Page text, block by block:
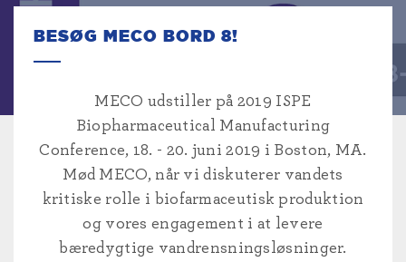
BESØG MECO BORD 8!
MECO udstiller på 2019 ISPE
Biopharmaceutical Manufacturing
Conference, 18. - 20. juni 2019 i Boston, MA.
Mød MECO, når vi diskuterer vandets
kritiske rolle i biofarmaceutisk produktion
og vores engagement i at levere
bæredygtige vandrensningsløsninger.